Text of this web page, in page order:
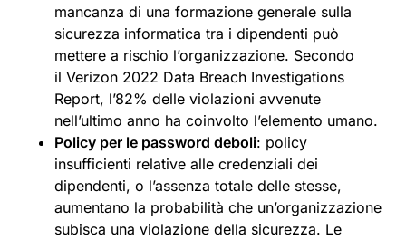
mancanza di una formazione generale sulla
sicurezza informatica tra i dipendenti può
mettere a rischio l’organizzazione. Secondo
il Verizon 2022 Data Breach Investigations
Report, l’82% delle violazioni avvenute
nell’ultimo anno ha coinvolto l’elemento umano.
Policy per le password deboli: policy
insufficienti relative alle credenziali dei
dipendenti, o l’assenza totale delle stesse,
aumentano la probabilità che un’organizzazione
subisca una violazione della sicurezza. Le